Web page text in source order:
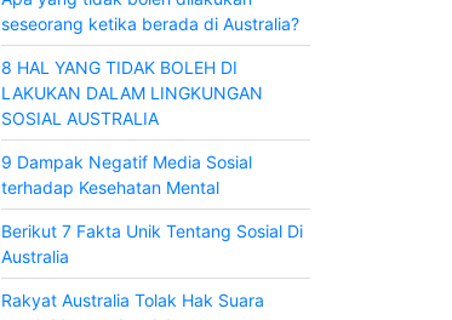
seseorang ketika berada di Australia?
8 HAL YANG TIDAK BOLEH DI
LAKUKAN DALAM LINGKUNGAN
SOSIAL AUSTRALIA
9 Dampak Negatif Media Sosial
terhadap Kesehatan Mental
Berikut 7 Fakta Unik Tentang Sosial Di
Australia
Rakyat Australia Tolak Hak Suara